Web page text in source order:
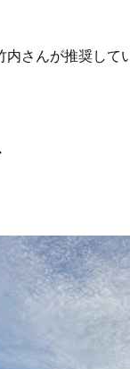
さんが推奨し